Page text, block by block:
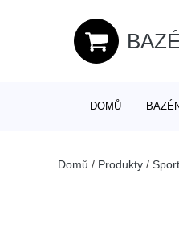
DOMŮ
Domů / Produkty / Sport